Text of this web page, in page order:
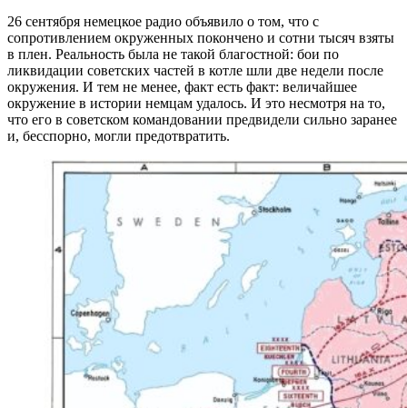
26 сентября немецкое радио объявило о том, что с
сопротивлением окруженных покончено и сотни тысяч взяты
в плен. Реальность была не такой благостной: бои по
ликвидации советских частей в котле шли две недели после
окружения. И тем не менее, факт есть факт: величайшее
окружение в истории немцам удалось. И это несмотря на то,
что его в советском командовании предвидели сильно заранее
и, бесспорно, могли предотвратить.